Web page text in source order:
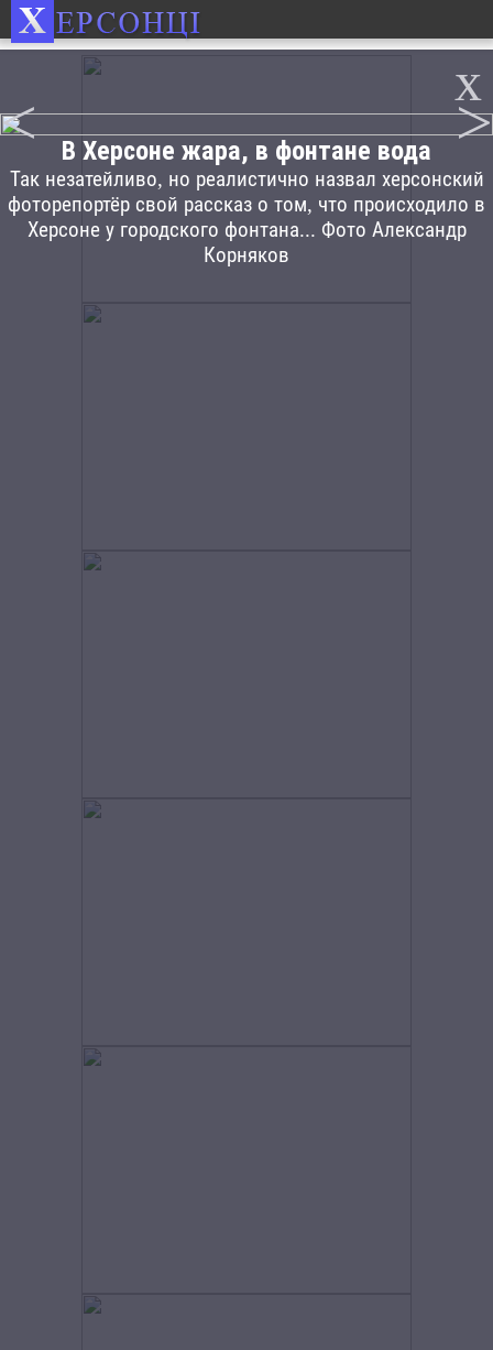
x
< >
В Херсоне жара, в фонтане вода
Так незатейливо, но реалистично назвал херсонский
фоторепортёр свой рассказ о том, что происходило в
Херсоне у городского фонтана... Фото Александр
Корняков